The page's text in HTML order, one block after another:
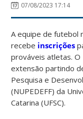
07/08/2023 17:14
A equipe de futebol
recebe inscrições
prováveis atletas. O
extensão partindo
Pesquisa e
(NUPEDEFF) da
Catarina (UFSC).